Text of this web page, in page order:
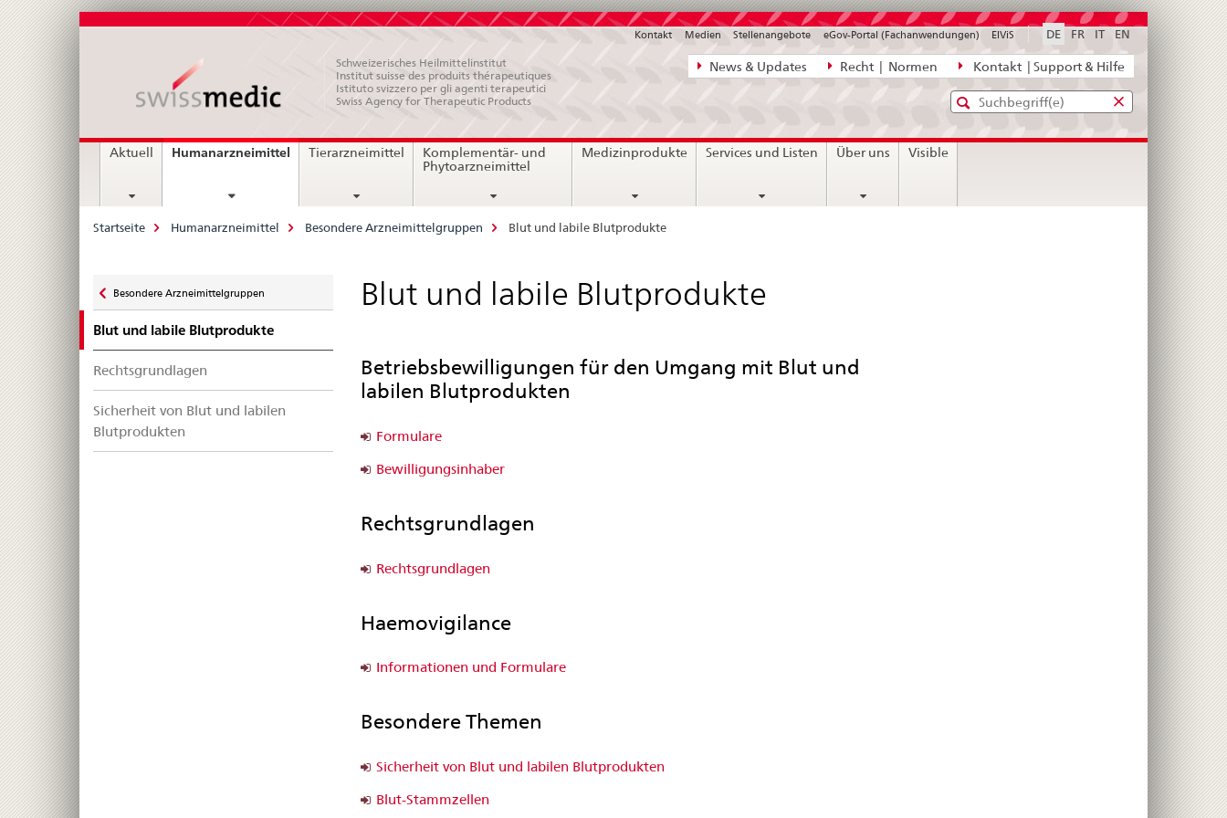
Direktnavigation
News,
Kontakt
News & Updates Recht | Normen Kontakt | Support & Hilfe
DE FR IT EN
Kontakt Medien Stellenangebote eGov-Portal (Fachanwendungen) ElViS
Schweizerisches Heilmittelinstitut
Institut suisse des produits thérapeutiques
Istituto svizzero per gli agenti terapeutici
Swiss Agency for Therapeutic Products
Standard-
Suche
Eingabefenster
diefür
Hauptnavigation
Aktuell Humanarzneimittel current
Tierarzneimittel
Komplementär- und
Phytoarzneimittel
Medizinprodukte Services und Listen Über uns Visible
Breadcrumb
Startseite Humanarzneimittel Besondere Arzneimittelgruppen Blut und labile Blutprodukte
zu
Besondere Arzneimittelgruppen
Blut und labile Blutprodukte
Rechtsgrundlagen
Sicherheit von Blut und labilen
Blutprodukten
Blut und labile Blutprodukte
Betriebsbewilligungen für den Umgang mit Blut und
labilen Blutprodukten
Formulare
Bewilligungsinhaber
Rechtsgrundlagen
Rechtsgrundlagen
Haemovigilance
Informationen und Formulare
Besondere Themen
Sicherheit von Blut und labilen Blutprodukten
Blut-Stammzellen